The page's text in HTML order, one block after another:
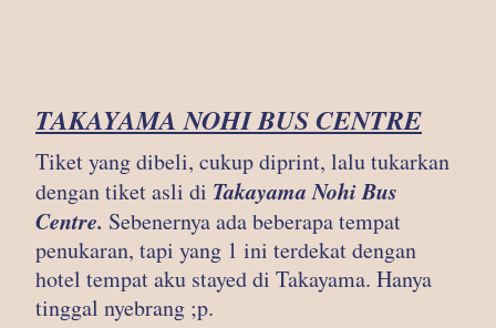
TAKAYAMA NOHI BUS CENTRE
Tiket yang dibeli, cukup diprint, lalu tukarkan
dengan tiket asli di Takayama Nohi Bus
Centre. Sebenernya ada beberapa tempat
penukaran, tapi yang 1 ini terdekat dengan
hotel tempat aku stayed di Takayama. Hanya
tinggal nyebrang ;p.